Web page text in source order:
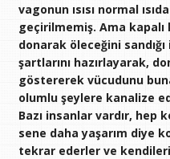
vagonun ısısı normal
geçirilmemiş. Ama
donarak öleceğini
şartlarını hazırlayarak,
göstererek vücudunu
olumlu şeylere kanalize
Bazı insanlar vardır, hep
sene daha yaşarım diye
tekrar ederler ve